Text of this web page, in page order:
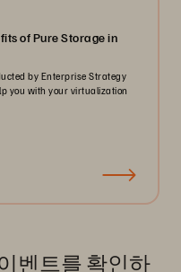
of Pure Storage in
by Enterprise Strategy
you with your virtualization
벤트를 확인하